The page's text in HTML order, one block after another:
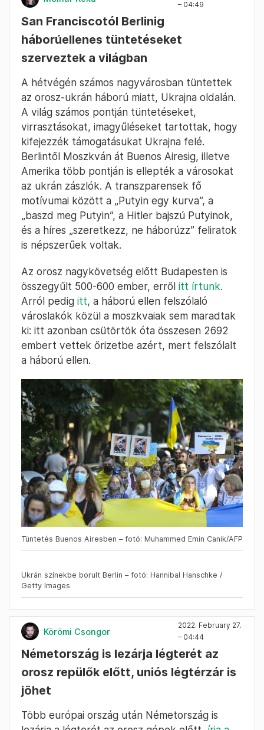
– 04:49
San Franciscotól Berlinig
háborúellenes tüntetéseket
szerveztek a világban
A hétvégén számos nagyvárosban tüntettek
az orosz-ukrán háború miatt, Ukrajna oldalán.
A világ számos pontján tüntetéseket,
virrasztásokat, imagyűléseket tartottak, hogy
kifejezzék támogatásukat Ukrajna felé.
Berlintől Moszkván át Buenos Airesig, illetve
Amerika több pontján is ellepték a városokat
az ukrán zászlók. A transzparensek fő
motívumai között a „Putyin egy kurva”, a
„baszd meg Putyin”, a Hitler bajszú Putyinok,
és a híres „szeretkezz, ne háborúzz” feliratok
is népszerűek voltak.
Az orosz nagykövetség előtt Budapesten is
összegyűlt 500-600 ember, erről itt írtunk.
Arról pedig itt, a háború ellen felszólaló
városlakók közül a moszkvaiak sem maradtak
ki: itt azonban csütörtök óta összesen 2692
embert vettek őrizetbe azért, mert felszólalt
a háború ellen.
Tüntetés Buenos Airesben – fotó: Muhammed Emin Canik/AFP
Ukrán színekbe borult Berlin – fotó: Hannibal Hanschke /
Getty Images